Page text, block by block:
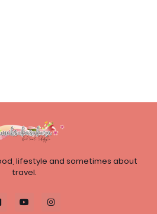
lifestyle and sometimes about
travel.